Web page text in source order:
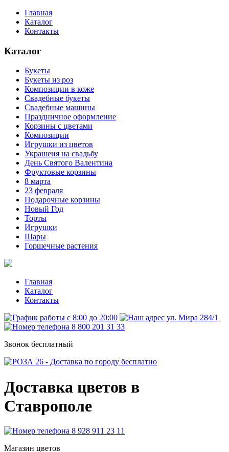
Главная
Каталог
Контакты
Каталог
Букеты
Букеты из роз
Композиции в коже
Свадебные букеты
Свадебные машины
Праздничное оформление
Корзины с цветами
Композиции
Игрушки из цветов
Украшеия на свадьбу
День Святого Валентина
Фруктовые корзины
8 марта
23 февраля
Подарочные корзины
Новый Год
Торты
Игрушки
Шары
Горшечные растения
Главная
Каталог
Контакты
c 8:00 до 20:00
ул. Мира 284/1
8 800 201 31 33
Звонок бесплатный
Доставка цветов в
Ставрополе
8 928 911 23 11
Магазин цветов